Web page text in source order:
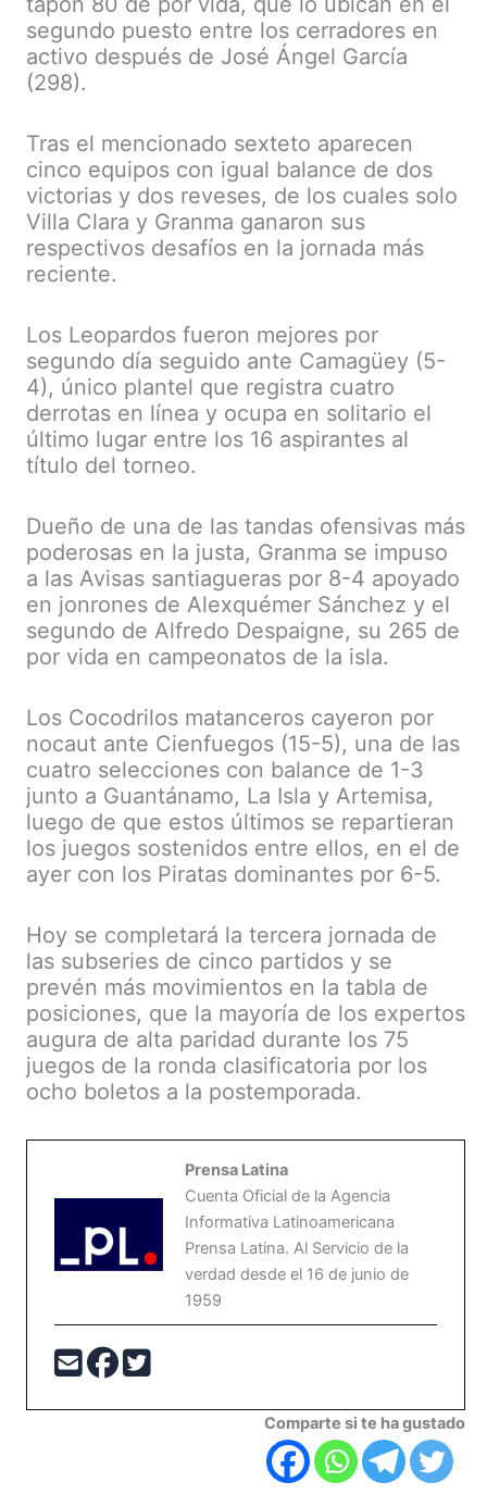
segundo puesto entre los cerradores en
activo después de José Ángel García
(298).
Tras el mencionado sexteto aparecen
cinco equipos con igual balance de dos
victorias y dos reveses, de los cuales solo
Villa Clara y Granma ganaron sus
respectivos desafíos en la jornada más
reciente.
Los Leopardos fueron mejores por
segundo día seguido ante Camagüey (5-
4), único plantel que registra cuatro
derrotas en línea y ocupa en solitario el
último lugar entre los 16 aspirantes al
título del torneo.
Dueño de una de las tandas ofensivas más
poderosas en la justa, Granma se impuso
a las Avisas santiagueras por 8-4 apoyado
en jonrones de Alexquémer Sánchez y el
segundo de Alfredo Despaigne, su 265 de
por vida en campeonatos de la isla.
Los Cocodrilos matanceros cayeron por
nocaut ante Cienfuegos (15-5), una de las
cuatro selecciones con balance de 1-3
junto a Guantánamo, La Isla y Artemisa,
luego de que estos últimos se repartieran
los juegos sostenidos entre ellos, en el de
ayer con los Piratas dominantes por 6-5.
Hoy se completará la tercera jornada de
las subseries de cinco partidos y se
prevén más movimientos en la tabla de
posiciones, que la mayoría de los expertos
augura de alta paridad durante los 75
juegos de la ronda clasificatoria por los
ocho boletos a la postemporada.
Prensa Latina
Cuenta Oficial de la Agencia
Informativa Latinoamericana
Prensa Latina. Al Servicio de la
verdad desde el 16 de junio de
1959
Comparte si te ha gustado